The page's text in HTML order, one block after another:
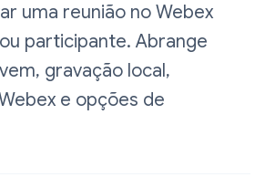
uma reunião no Webex
participante. Abrange
gravação local,
e opções de